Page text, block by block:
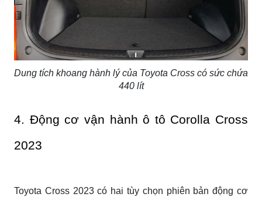
Dung tích khoang hành lý của Toyota Cross có sức chứa
440 lít
4. Động cơ vận hành ô tô Corolla Cross
2023
Toyota Cross 2023 có hai tùy chọn phiên bản động cơ